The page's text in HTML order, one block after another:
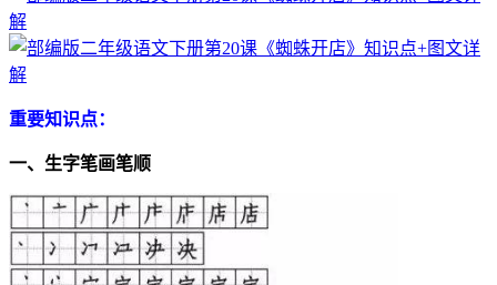
重要知识点：
一、生字笔画笔顺